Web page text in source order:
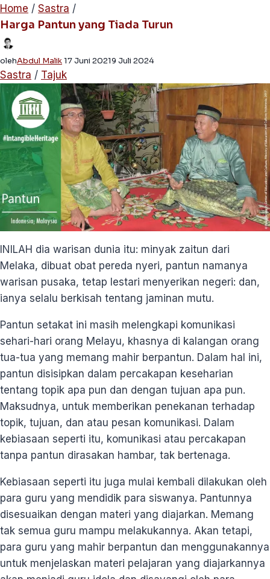
Home / Sastra /
Harga Pantun yang Tiada Turun
olehAbdul Malik17 Juni 20219 Juli 2024
Sastra / Tajuk
INILAH dia warisan dunia itu: minyak zaitun dari
Melaka, dibuat obat pereda nyeri, pantun namanya
warisan pusaka, tetap lestari menyerikan negeri: dan,
ianya selalu berkisah tentang jaminan mutu.
Pantun setakat ini masih melengkapi komunikasi
sehari-hari orang Melayu, khasnya di kalangan orang
tua-tua yang memang mahir berpantun. Dalam hal ini,
pantun disisipkan dalam percakapan keseharian
tentang topik apa pun dan dengan tujuan apa pun.
Maksudnya, untuk memberikan penekanan terhadap
topik, tujuan, dan atau pesan komunikasi. Dalam
kebiasaan seperti itu, komunikasi atau percakapan
tanpa pantun dirasakan hambar, tak bertenaga.
Kebiasaan seperti itu juga mulai kembali dilakukan oleh
para guru yang mendidik para siswanya. Pantunnya
disesuaikan dengan materi yang diajarkan. Memang
tak semua guru mampu melakukannya. Akan tetapi,
para guru yang mahir berpantun dan menggunakannya
untuk menjelaskan materi pelajaran yang diajarkannya